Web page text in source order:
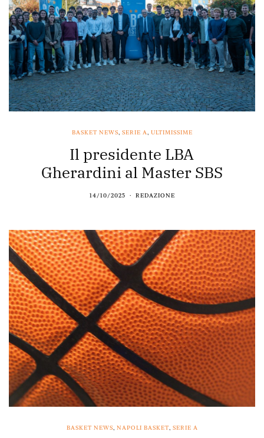
BASKET NEWS, SERIE A, ULTIMISSIME
Il presidente LBA
Gherardini al Master SBS
14/10/2025 REDAZIONE
BASKET NEWS, NAPOLI BASKET, SERIE A